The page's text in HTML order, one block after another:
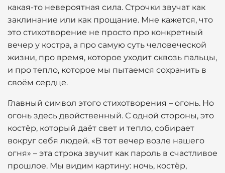
какая-то невероятная сила. Строчки звучат как
заклинание или как прощание. Мне кажется, что
это стихотворение не просто про конкретный
вечер у костра, а про самую суть человеческой
жизни, про время, которое уходит сквозь пальцы,
и про тепло, которое мы пытаемся сохранить в
своём сердце.
Главный символ этого стихотворения – огонь. Но
огонь здесь двойственный. С одной стороны, это
костёр, который даёт свет и тепло, собирает
вокруг себя людей. «В тот вечер возле нашего
огня» – эта строка звучит как пароль в счастливое
прошлое. Мы видим картину: ночь, костёр,